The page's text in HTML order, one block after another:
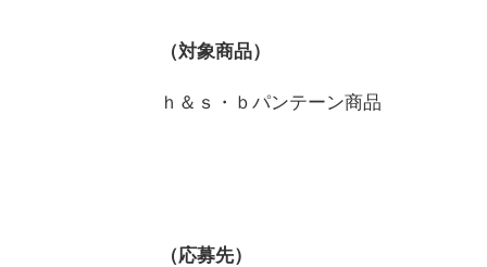
（対象商品）
ｈ＆ｓ・ｂパンテーン商品
（応募先）